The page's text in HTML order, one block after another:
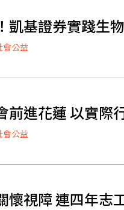
凱基證券實踐生
會公益
前進花蓮 以實際
會公益
懷視障 連四年志